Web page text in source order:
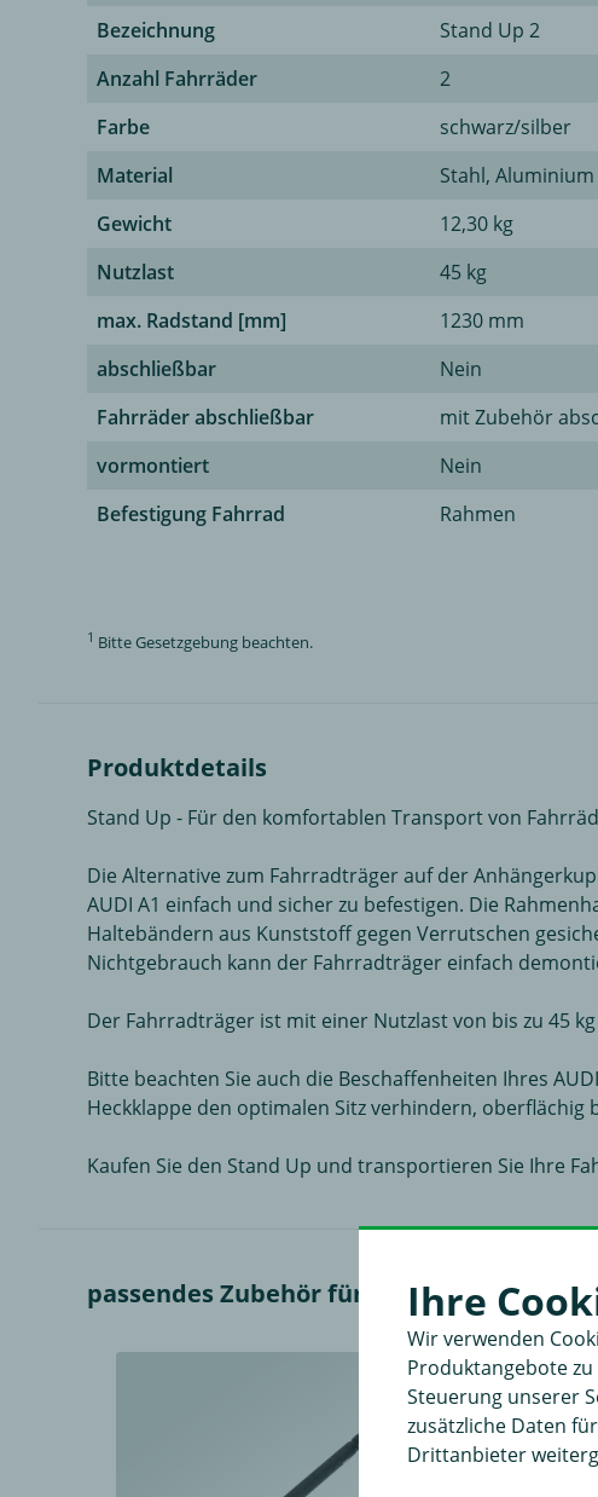
Bezeichnung
Stand Up 2
Anzahl Fahrräder
2
Farbe
schwarz/silber
Material
Stahl, Aluminium
Gewicht
12,30 kg
Nutzlast
45 kg
max. Radstand [mm]
1230 mm
abschließbar
Nein
Fahrräder abschließbar
mit Zubehör
vormontiert
Nein
Befestigung Fahrrad
Rahmen
1 Bitte Gesetzgebung beachten.
Produktdetails
Stand Up - Für den komfortablen Transport von
Die Alternative zum Fahrradträger auf der
AUDI A1 einfach und sicher zu befestigen. Die
Haltebändern aus Kunststoff gegen Verrutschen
Nichtgebrauch kann der Fahrradträger einfach
Der Fahrradträger ist mit einer Nutzlast von bis zu 45
Bitte beachten Sie auch die Beschaffenheiten Ihres
Heckklappe den optimalen Sitz verhindern,
Kaufen Sie den Stand Up und transportieren Sie Ihre
passendes Zubehör für Fahrradträger
Ihre
Wir verwenden
Produktangebote
Steuerung unserer
zusätzliche Daten
Drittanbieter